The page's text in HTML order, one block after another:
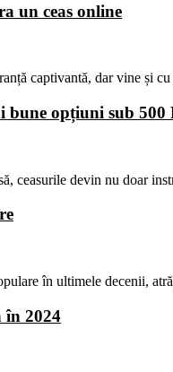
un ceas online
captivantă, dar vine și
bune opțiuni sub 500
ceasurile devin nu doar
în ultimele decenii,
în 2024